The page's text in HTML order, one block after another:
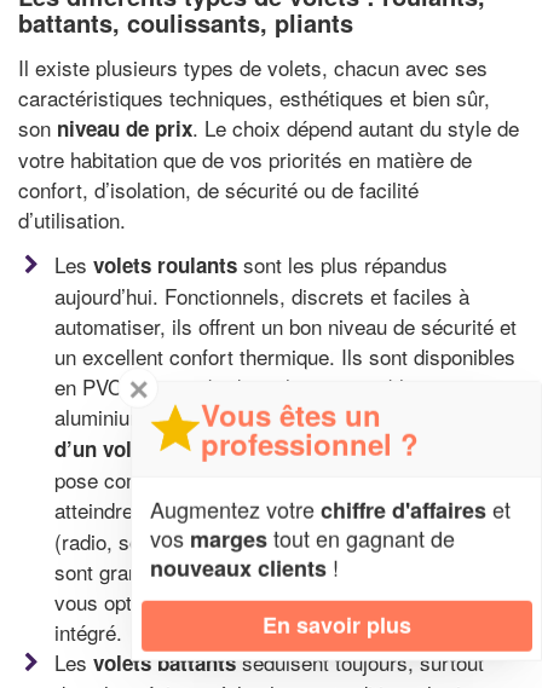
battants, coulissants, pliants
Il existe plusieurs types de volets, chacun avec ses
caractéristiques techniques, esthétiques et bien sûr,
son niveau de prix. Le choix dépend autant du style de
votre habitation que de vos priorités en matière de
confort, d’isolation, de sécurité ou de facilité
d’utilisation.
Les volets roulants sont les plus répandus
aujourd’hui. Fonctionnels, discrets et faciles à
automatiser, ils offrent un bon niveau de sécurité et
un excellent confort thermique. Ils sont disponibles
en PVC, pour un budget plus accessible, ou en
aluminium, pour une meilleure robustesse. Le
d’un volet roulant manueldébute autour de
pose comprise, tandis qu’un modèle motorisé peut
atteindre
300 à 600 €selon la technologie choisie
(radio, solaire, connectée). Plus les dimensions
sont grandes, plus le tarif grimpe, notamment si
vous optez pour un modèle sur mesure avec coffre
intégré.
Les volets battants séduisent toujours, surtout
✕
Vous êtes un
professionnel ?
Augmentez votrechiffre d'affaireset
vos margestout en gagnant de
nouveaux clients !
En savoir plus